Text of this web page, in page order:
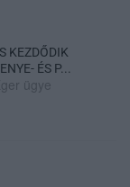
KEZDŐDIK
ÉS P...
ügye